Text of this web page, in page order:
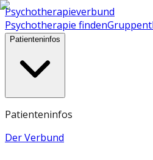
Psychotherapieverbund
Psychotherapie finden
Patienteninfos
Patienteninfos
Der Verbund